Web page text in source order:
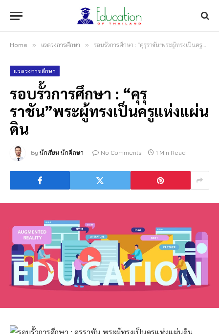
Home » แวดวงการศึกษา » รอบรั้วการศึกษา : “คุรุราชัน”พระผู้ทรงเป็นครูแห่งแผ่นดิน
แวดวงการศึกษา
รอบรั้วการศึกษา : “คุรุ
ราชัน”พระผู้ทรงเป็นครูแห่งแผ่น
ดิน
By นักเรียน นักศึกษา No Comments 1 Min Read